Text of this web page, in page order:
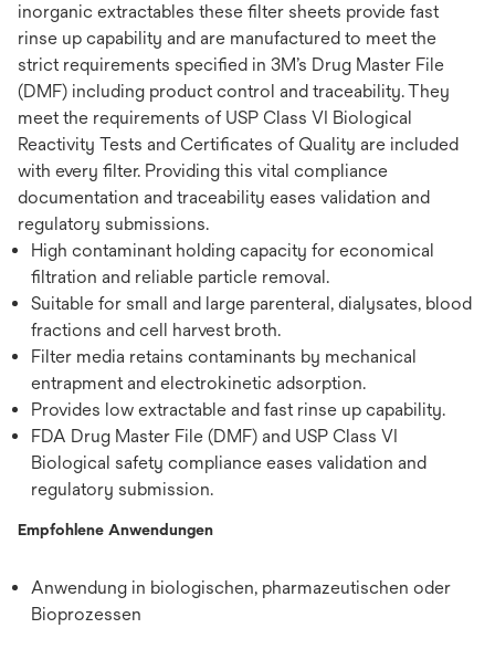
inorganic extractables these filter sheets provide fast
rinse up capability and are manufactured to meet the
strict requirements specified in 3M’s Drug Master File
(DMF) including product control and traceability. They
meet the requirements of USP Class VI Biological
Reactivity Tests and Certificates of Quality are included
with every filter. Providing this vital compliance
documentation and traceability eases validation and
regulatory submissions.
High contaminant holding capacity for economical
filtration and reliable particle removal.
Suitable for small and large parenteral, dialysates, blood
fractions and cell harvest broth.
Filter media retains contaminants by mechanical
entrapment and electrokinetic adsorption.
Provides low extractable and fast rinse up capability.
FDA Drug Master File (DMF) and USP Class VI
Biological safety compliance eases validation and
regulatory submission.
Empfohlene Anwendungen
Anwendung in biologischen, pharmazeutischen oder
Bioprozessen